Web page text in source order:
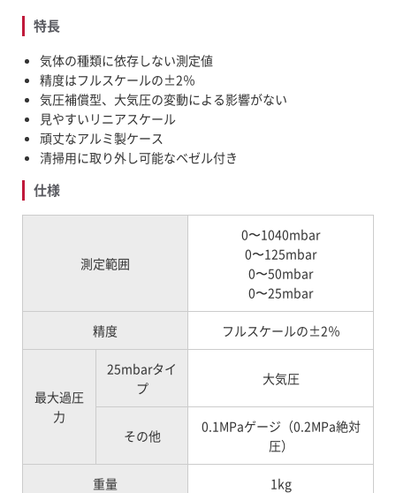
特長
気体の種類に依存しない測定値
精度はフルスケールの±2％
気圧補償型、大気圧の変動による影響がない
見やすいリニアスケール
頑丈なアルミ製ケース
清掃用に取り外し可能なベゼル付き
仕様
測定範囲
0〜1040mbar
0〜125mbar
0〜50mbar
0〜25mbar
精度 フルスケールの±2％
最大過圧
力
25mbarタイ
プ
大気圧
その他
0.1MPaゲージ（0.2MPa絶対
圧）
重量 1kg